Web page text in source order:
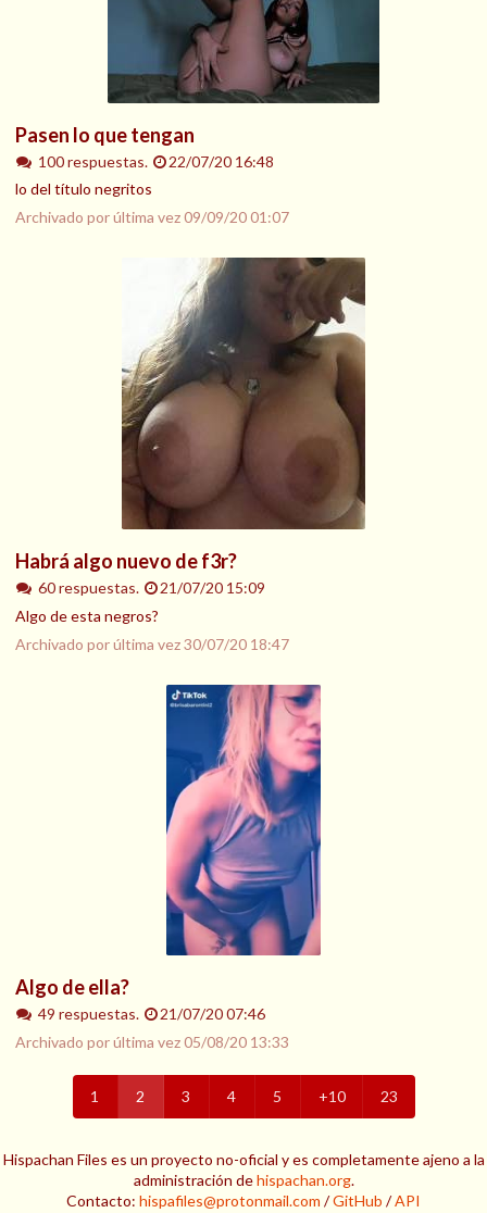
Pasen lo que tengan
100 respuestas.
22/07/20 16:48
lo del título negritos
Archivado por última vez09/09/20 01:07
Habrá algo nuevo de f3r?
60 respuestas.
21/07/20 15:09
Algo de esta negros?
Archivado por última vez30/07/20 18:47
Algo de ella?
49 respuestas.
21/07/20 07:46
Archivado por última vez05/08/20 13:33
1 2 3 4 5 +10 23
Hispachan Files es un proyecto no-oficial y es completamente ajeno a la
administración dehispachan.org.
Contacto: hispafiles@protonmail.com /GitHub /API